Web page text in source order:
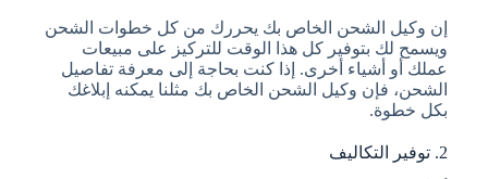
إن وكيل الشحن الخاص بك يحررك من كل خطوات الشحن
ويسمح لك بتوفير كل هذا الوقت للتركيز على مبيعات
عملك أو أشياء أخرى. إذا كنت بحاجة إلى معرفة تفاصيل
الشحن، فإن وكيل الشحن الخاص بك مثلنا يمكنه إبلاغك
بكل خطوة.
2. توفير التكاليف